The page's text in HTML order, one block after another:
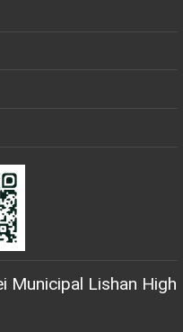
Municipal Lishan High